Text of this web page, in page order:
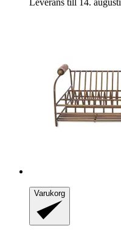
Varukorg